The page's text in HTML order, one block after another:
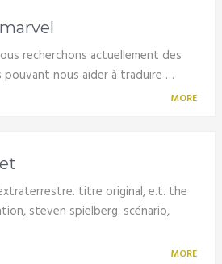
recherchons actuellement des
pouvant nous aider à traduire …
MORE
titre original, e.t. the
steven spielberg. scénario,
MORE